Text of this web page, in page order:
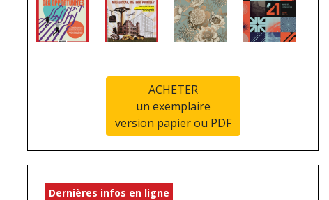
ACHETER
un exemplaire
version papier ou PDF
Dernières infos en ligne